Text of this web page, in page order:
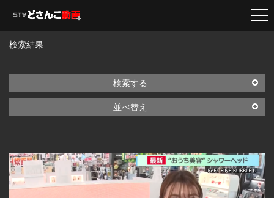
検索結果
検索する
並べ替え